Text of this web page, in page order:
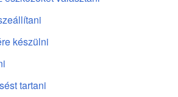
készülni
tartani